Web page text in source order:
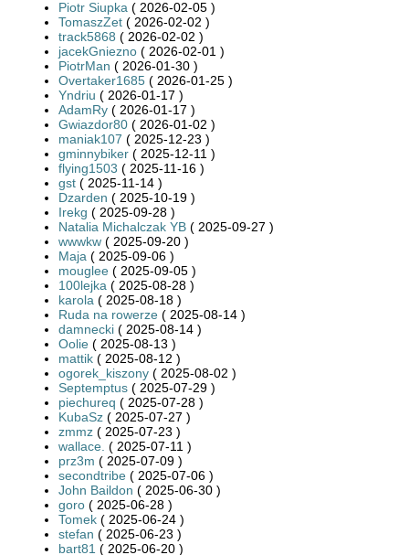
Piotr Siupka ( 2026-02-05 )
TomaszZet ( 2026-02-02 )
track5868 ( 2026-02-02 )
jacekGniezno ( 2026-02-01 )
PiotrMan ( 2026-01-30 )
Overtaker1685 ( 2026-01-25 )
Yndriu ( 2026-01-17 )
AdamRy ( 2026-01-17 )
Gwiazdor80 ( 2026-01-02 )
maniak107 ( 2025-12-23 )
gminnybiker ( 2025-12-11 )
flying1503 ( 2025-11-16 )
gst ( 2025-11-14 )
Dzarden ( 2025-10-19 )
Irekg ( 2025-09-28 )
Natalia Michalczak YB ( 2025-09-27 )
wwwkw ( 2025-09-20 )
Maja ( 2025-09-06 )
mouglee ( 2025-09-05 )
100lejka ( 2025-08-28 )
karola ( 2025-08-18 )
Ruda na rowerze ( 2025-08-14 )
damnecki ( 2025-08-14 )
Oolie ( 2025-08-13 )
mattik ( 2025-08-12 )
ogorek_kiszony ( 2025-08-02 )
Septemptus ( 2025-07-29 )
piechureq ( 2025-07-28 )
KubaSz ( 2025-07-27 )
zmmz ( 2025-07-23 )
wallace. ( 2025-07-11 )
prz3m ( 2025-07-09 )
secondtribe ( 2025-07-06 )
John Baildon ( 2025-06-30 )
goro ( 2025-06-28 )
Tomek ( 2025-06-24 )
stefan ( 2025-06-23 )
bart81 ( 2025-06-20 )